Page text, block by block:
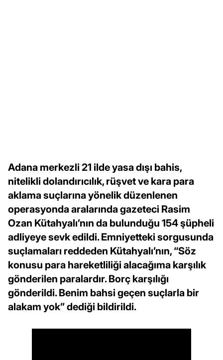
Adana merkezli 21 ilde yasa dışı bahis,
nitelikli dolandırıcılık, rüşvet ve kara para
aklama suçlarına yönelik düzenlenen
operasyonda aralarında gazeteci Rasim
Ozan Kütahyalı’nın da bulunduğu 154 şüpheli
adliyeye sevk edildi. Emniyetteki sorgusunda
suçlamaları reddeden Kütahyalı’nın, “Söz
konusu para hareketliliği alacağıma karşılık
gönderilen paralardır. Borç karşılığı
gönderildi. Benim bahsi geçen suçlarla bir
alakam yok” dediği bildirildi.